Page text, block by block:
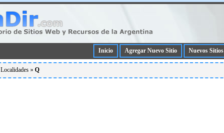
Inicio Agregar Nuevo Sitio Nuevos Sitios
Localidades » Q